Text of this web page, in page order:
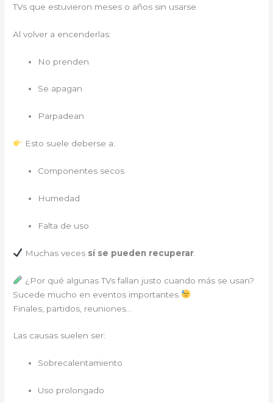
TVs que estuvieron meses o años sin usarse.
Al volver a encenderlas:
No prenden
Se apagan
Parpadean
Esto suele deberse a:
Componentes secos
Humedad
Falta de uso
Muchas veces sí se pueden recuperar.
¿Por qué algunas TVs fallan justo cuando más se usan?
Sucede mucho en eventos importantes
Finales, partidos, reuniones…
Las causas suelen ser:
Sobrecalentamiento
Uso prolongado